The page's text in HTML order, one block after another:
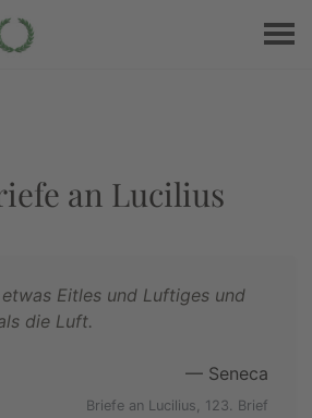
an Lucilius
Eitles und Luftiges und
die Luft.
— Seneca
Briefe an Lucilius, 123. Brief